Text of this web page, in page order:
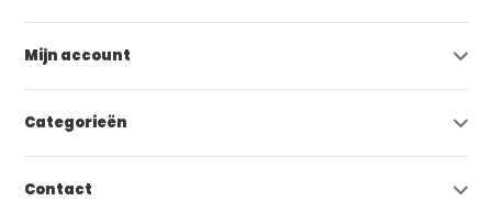
Mijn account
Categorieën
Contact